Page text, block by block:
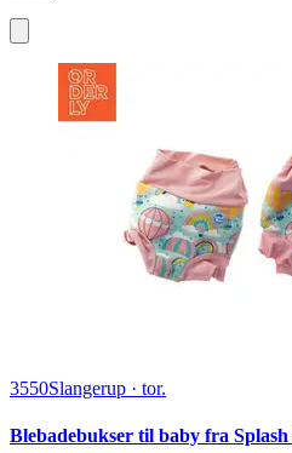
3550Slangerup · tor.
Blebadebukser til baby fra